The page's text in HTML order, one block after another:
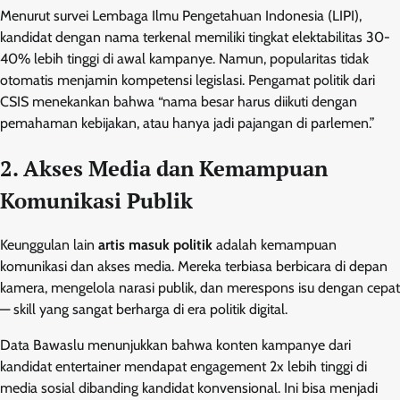
Menurut survei Lembaga Ilmu Pengetahuan Indonesia (LIPI),
kandidat dengan nama terkenal memiliki tingkat elektabilitas 30-
40% lebih tinggi di awal kampanye. Namun, popularitas tidak
otomatis menjamin kompetensi legislasi. Pengamat politik dari
CSIS menekankan bahwa “nama besar harus diikuti dengan
pemahaman kebijakan, atau hanya jadi pajangan di parlemen.”
2. Akses Media dan Kemampuan
Komunikasi Publik
Keunggulan lain artis masuk politik adalah kemampuan
komunikasi dan akses media. Mereka terbiasa berbicara di depan
kamera, mengelola narasi publik, dan merespons isu dengan cepat
— skill yang sangat berharga di era politik digital.
Data Bawaslu menunjukkan bahwa konten kampanye dari
kandidat entertainer mendapat engagement 2x lebih tinggi di
media sosial dibanding kandidat konvensional. Ini bisa menjadi